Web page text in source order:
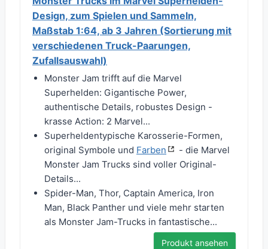
Design, zum Spielen und Sammeln,
Maßstab 1:64, ab 3 Jahren (Sortierung mit
verschiedenen Truck-Paarungen,
Zufallsauswahl)
Monster Jam trifft auf die Marvel
Superhelden: Gigantische Power,
authentische Details, robustes Design -
krasse Action: 2 Marvel...
Superheldentypische Karosserie-Formen,
original Symbole und Farben
- die Marvel
Monster Jam Trucks sind voller Original-
Details...
Spider-Man, Thor, Captain America, Iron
Man, Black Panther und viele mehr starten
als Monster Jam-Trucks in fantastische...
Produkt ansehen